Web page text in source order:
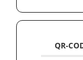
QR-